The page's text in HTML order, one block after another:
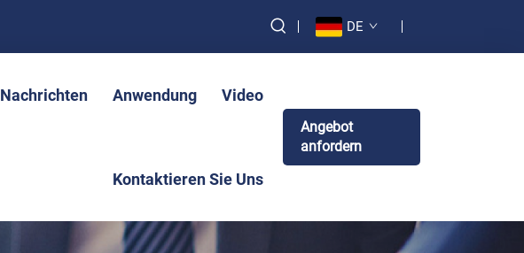
DE
Nachrichten Anwendung Video
Kontaktieren Sie Uns
Angebot
anfordern